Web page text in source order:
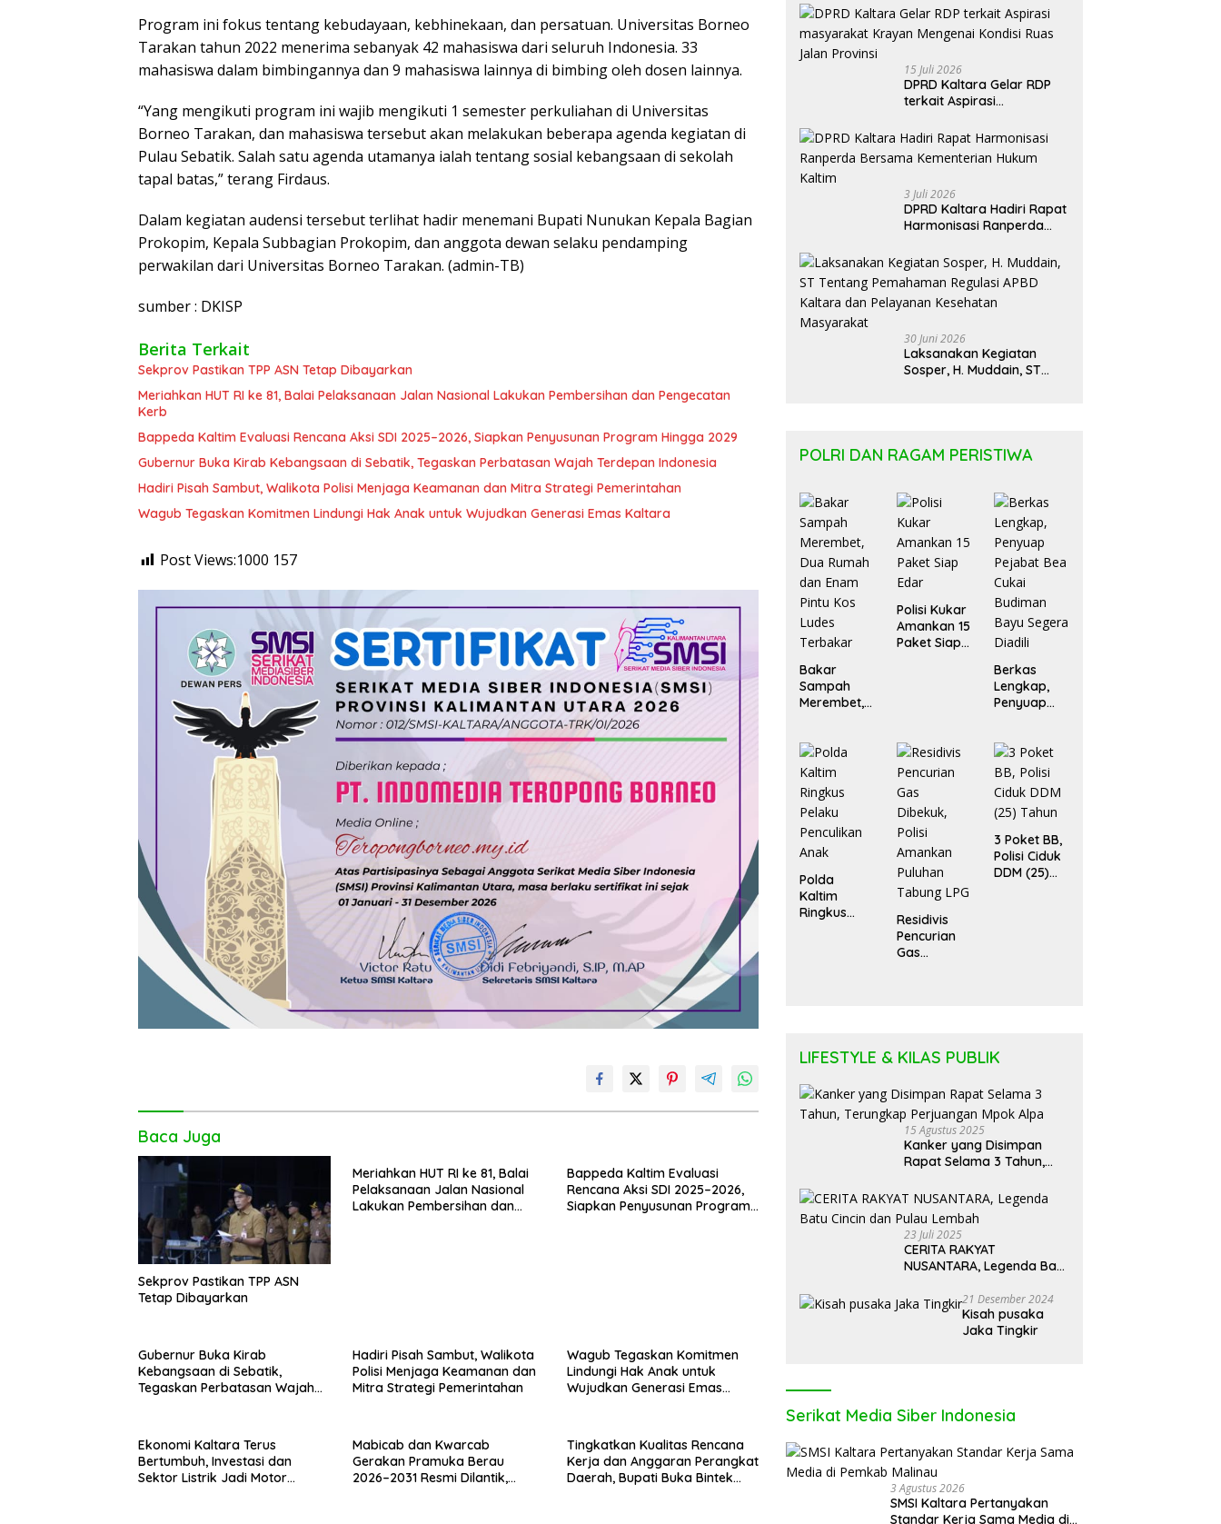
Program ini fokus tentang kebudayaan, kebhinekaan, dan persatuan. Universitas Borneo
Tarakan tahun 2022 menerima sebanyak 42 mahasiswa dari seluruh Indonesia. 33
mahasiswa dalam bimbingannya dan 9 mahasiswa lainnya di bimbing oleh dosen lainnya.
“Yang mengikuti program ini wajib mengikuti 1 semester perkuliahan di Universitas
Borneo Tarakan, dan mahasiswa tersebut akan melakukan beberapa agenda kegiatan di
Pulau Sebatik. Salah satu agenda utamanya ialah tentang sosial kebangsaan di sekolah
tapal batas,” terang Firdaus.
Dalam kegiatan audensi tersebut terlihat hadir menemani Bupati Nunukan Kepala Bagian
Prokopim, Kepala Subbagian Prokopim, dan anggota dewan selaku pendamping
perwakilan dari Universitas Borneo Tarakan. (admin-TB)
sumber : DKISP
Berita Terkait
Sekprov Pastikan TPP ASN Tetap Dibayarkan
Meriahkan HUT RI ke 81, Balai Pelaksanaan Jalan Nasional Lakukan Pembersihan dan Pengecatan
Kerb
Bappeda Kaltim Evaluasi Rencana Aksi SDI 2025–2026, Siapkan Penyusunan Program Hingga 2029
Gubernur Buka Kirab Kebangsaan di Sebatik, Tegaskan Perbatasan Wajah Terdepan Indonesia
Hadiri Pisah Sambut, Walikota Polisi Menjaga Keamanan dan Mitra Strategi Pemerintahan
Wagub Tegaskan Komitmen Lindungi Hak Anak untuk Wujudkan Generasi Emas Kaltara
Post Views:1000 157
Baca Juga
Sekprov Pastikan TPP ASN
Tetap Dibayarkan
Meriahkan HUT RI ke 81, Balai
Pelaksanaan Jalan Nasional
Lakukan Pembersihan dan
Bappeda Kaltim Evaluasi
Rencana Aksi SDI 2025–2026,
Siapkan Penyusunan Program
Gubernur Buka Kirab
Kebangsaan di Sebatik,
Tegaskan Perbatasan Wajah
Hadiri Pisah Sambut, Walikota
Polisi Menjaga Keamanan dan
Mitra Strategi Pemerintahan
Wagub Tegaskan Komitmen
Lindungi Hak Anak untuk
Wujudkan Generasi Emas
Ekonomi Kaltara Terus
Bertumbuh, Investasi dan
Sektor Listrik Jadi Motor
Mabicab dan Kwarcab
Gerakan Pramuka Berau
2026–2031 Resmi Dilantik,
Tingkatkan Kualitas Rencana
Kerja dan Anggaran Perangkat
Daerah, Bupati Buka Bintek
Arfah
15 Juli 2026
DPRD Kaltara Gelar RDP
terkait Aspirasi
Mengenai Kondisi Ruas
Jalan Provinsi
3 Juli 2026
DPRD Kaltara Hadiri Rapat
Harmonisasi Ranperda
Hukum Kaltim
30 Juni 2026
Laksanakan Kegiatan
Sosper, H. Muddain, ST
POLRI DAN RAGAM PERISTIWA
Bakar
Sampah
Merembet,
Pintu Kos
Ludes
Terbakar
Polisi Kukar
Amankan 15
Paket Siap
Berkas
Lengkap,
Penyuap
Budiman
Bayu
Segera
Diadili
Polda
Kaltim
Ringkus
Residivis
Pencurian
Gas
3 Poket BB,
Polisi Ciduk
DDM (25)
LIFESTYLE & KILAS PUBLIK
15 Agustus 2025
Kanker yang Disimpan
Rapat Selama 3 Tahun,
Mpok Alpa
23 Juli 2025
CERITA RAKYAT
NUSANTARA, Legenda Batu
21 Desember 2024
Kisah pusaka
Jaka Tingkir
Serikat Media Siber Indonesia
3 Agustus 2026
SMSI Kaltara Pertanyakan
Standar Kerja Sama Media di